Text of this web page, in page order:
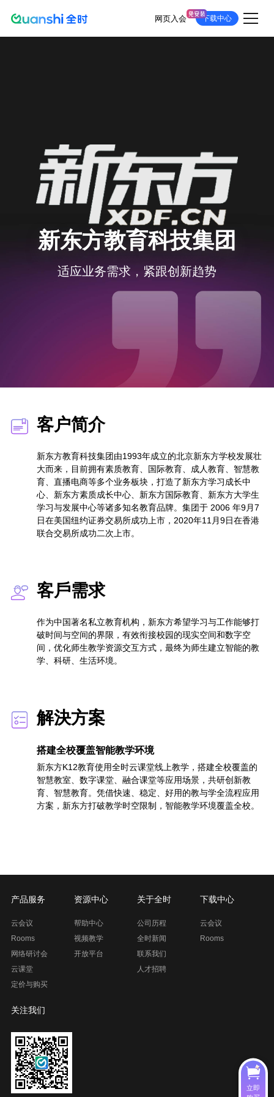
网页入会 下载中心
新东方教育科技集团
适应业务需求，紧跟创新趋势
客户简介
新东方教育科技集团由1993年成立的北京新东方学校发展壮
大而来，目前拥有素质教育、国际教育、成人教育、智慧教
育、直播电商等多个业务板块，打造了新东方学习成长中
心、新东方素质成长中心、新东方国际教育、新东方大学生
学习与发展中心等诸多知名教育品牌。集团于 2006 年9月7
日在美国纽约证券交易所成功上市，2020年11月9日在香港
联合交易所成功二次上市。
客戶需求
作为中国著名私立教育机构，新东方希望学习与工作能够打
破时间与空间的界限，有效衔接校园的现实空间和数字空
间，优化师生教学资源交互方式，最终为师生建立智能的教
学、科研、生活环境。
解決方案
搭建全校覆盖智能教学环境
新东方K12教育使用全时云课堂线上教学，搭建全校覆盖的
智慧教室、数字课堂、融合课堂等应用场景，共研创新教
育、智慧教育。凭借快速、稳定、好用的教与学全流程应用
方案，新东方打破教学时空限制，智能教学环境覆盖全校。
产品服务
云会议
Rooms
网络研讨会
云课堂
定价与购买
资源中心
帮助中心
视频教学
开放平台
关于全时
公司历程
全时新闻
联系我们
人才招聘
下载中心
云会议
Rooms
关注我们
立即